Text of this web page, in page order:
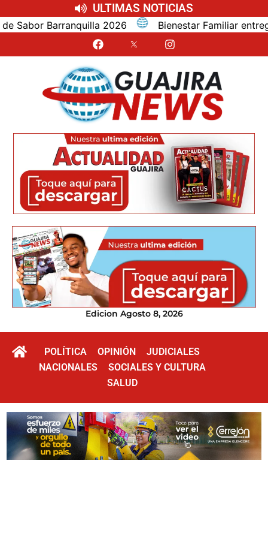
ULTIMAS NOTICIAS
Barranquilla 2026 Bienestar Familiar entrega
Edicion Agosto 8, 2026
POLÍTICA OPINIÓN
JUDICIALES
NACIONALES
SOCIALES Y CULTURA
SALUD